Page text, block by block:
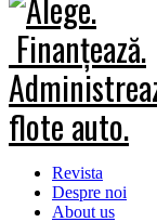
Revista
Despre noi
About us